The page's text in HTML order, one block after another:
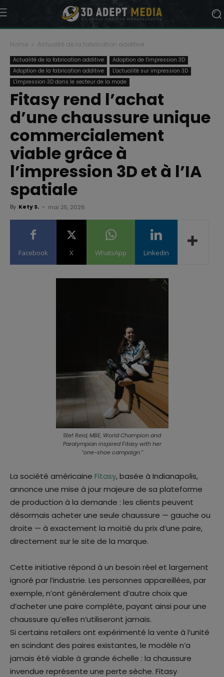
Home Actualité de la fabrication additive
Actualité de la fabrication additive
Adoption de l'impression 3D
Adoption de la fabrication additive
L'actualité sur impression 3D
L'impression 3D dans le secteur de la mode
Fitasy rend l’achat
d’une chaussure unique
commercialement
viable grâce à
l’impression 3D et à l’IA
spatiale
By Kety S. - mai 25, 2026
Facebook X WhatsApp Linkedin
Stef Reid, MBE, World Champion and
Paralympian inspired Fitasy with her
“one-shoe campaign.”
La société américaine Fitasy, basée à Indianapolis,
annonce une mise à jour majeure de sa plateforme
de production à la demande : les clients peuvent
désormais acheter une seule chaussure — gauche ou
droite — à exactement la moitié du prix d’une paire,
directement sur le site de la marque.
Cette initiative répond à un besoin réel et largement
ignoré par l’industrie. Les personnes appareillées, par
exemple, n’ont généralement d’autre choix que
d’acheter une paire complète, payant ainsi pour une
chaussure qu’elles n’utiliseront jamais.
Si certains retailers ont expérimenté la vente à l’unité
en scindant des paires existantes, le modèle n’a
jamais été viable à grande échelle : la chaussure
invendue représente une perte sèche. Fitasy